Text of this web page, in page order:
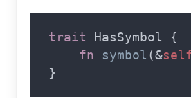
trait
fn symbol (&